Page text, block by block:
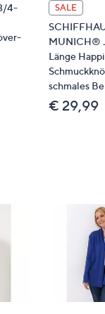
% Polyester, 5 %
für natürliche
4-
SALE
MUNICH®
Länge
schmales
€ 29,99